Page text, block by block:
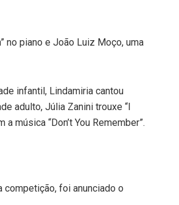
no piano e João Luiz Moço, uma
infantil, Lindamiria cantou
adulto, Júlia Zanini trouxe “I
música “Don’t You Remember”.
competição, foi anunciado o